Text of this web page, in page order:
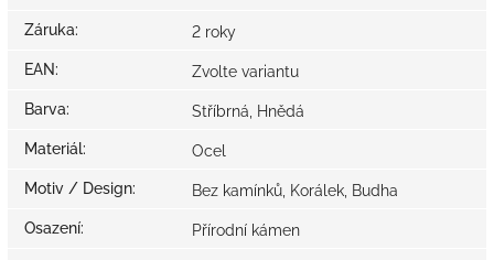
Záruka: 2 roky
EAN: Zvolte variantu
Barva: Stříbrná, Hnědá
Materiál: Ocel
Motiv / Design: Bez kamínků, Korálek, Budha
Osazení: Přírodní kámen